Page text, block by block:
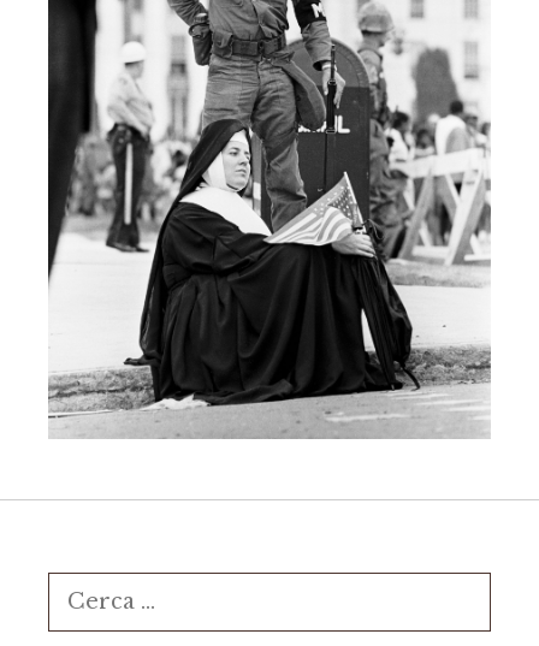
Ricerca
per: